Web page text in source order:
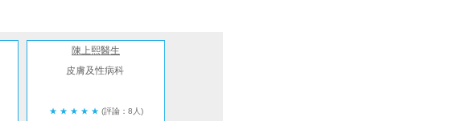
陳上熙醫生
皮膚及性病科
★ ★ ★ ★ ★ (評論：8人)